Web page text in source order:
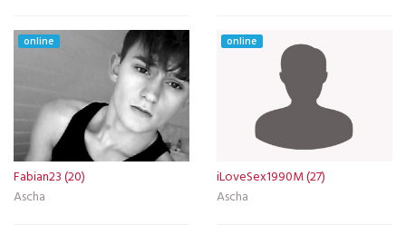
online
Fabian23 (20)
Ascha
online
iLoveSex1990M (27)
Ascha